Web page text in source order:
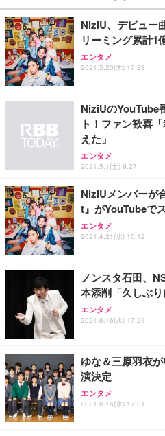
￥27,999
Sezlife オフィスチ
ワーク チェア 強化
能 人間工学 椅子 腰
務用 おしゃれ パソ
Sezlife オフィスチ
ワーク チェア 強化
能 人間工学 椅子 腰
レスト 3Dヘッドレ
務用 おしゃれ パソ
￥7,680
ANDWINT オフィス
ッシュ 通気性 ラン
ス圧無段階昇降 360
￥109,572
【純正品】27"ゲー
フック付き（CFI-
【整備済み品】Dell
ー フルHD（
ort/VGA スピーカー
応 ComfortView ビジ
￥15,800
【MiniLED/24.5inch/
HOOTER Gaming
グモニター QD 24.5
￥3,234
ネオ・ルーライフ ネ
り 単品
Smart Basic(スマ
限定】 Smart Basic
超厚型 お徳用 ワイ
￥3,670
アイリスオーヤマ ペ
ュラー 200枚入【
NiziU、デビュー
リーミング累計1
エンタメ
2021.5.20(木) 17:28
NiziUのYouTube
ト！ファン歓喜
えた」
エンタメ
2021.5.1(土) 9:27
NiziUメンバー
t』がYouTubeで
エンタメ
2021.4.21(水) 10:12
ノンスタ石田、
本添削「久しぶり
エンタメ
2021.6.16(水) 17:21
ゆな＆三原羽衣
演決定
エンタメ
2021.6.16(水) 17:01